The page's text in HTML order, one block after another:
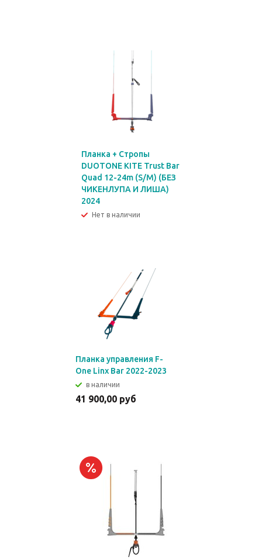
Планка + Стропы
DUOTONE KITE Trust Bar
Quad 12-24m (S/M) (БЕЗ
ЧИКЕНЛУПА И ЛИША)
2024
Нет в наличии
Планка управления F-
One Linx Bar 2022-2023
в наличии
41 900,00 руб